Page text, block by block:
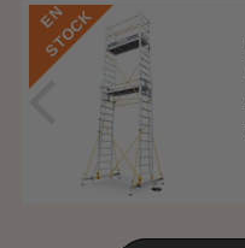
E
N
S
T
O
C
K